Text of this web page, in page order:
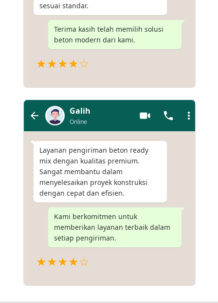
sesuai standar.
Terima kasih telah memilih solusi
beton modern dari kami.
★★★★☆
Galih
Online
Layanan pengiriman beton ready
mix dengan kualitas premium.
Sangat membantu dalam
menyelesaikan proyek konstruksi
dengan cepat dan efisien.
Kami berkomitmen untuk
memberikan layanan terbaik dalam
setiap pengiriman.
★★★★☆